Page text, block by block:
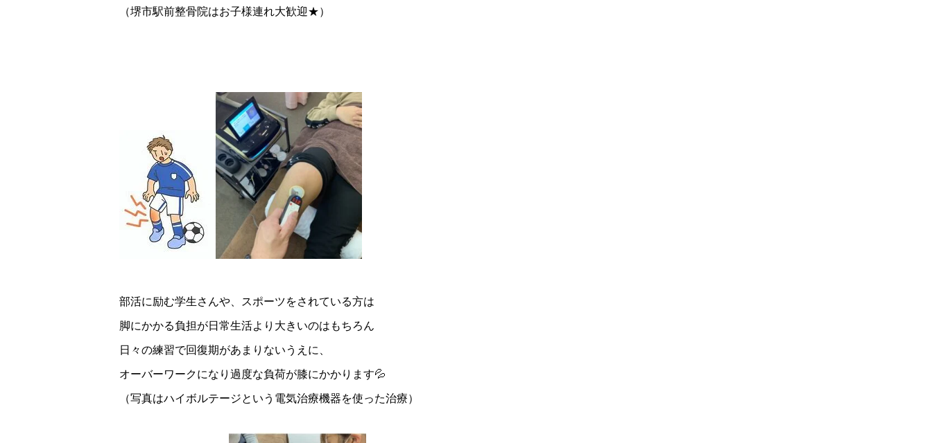
（堺市駅前整骨院はお子様連れ大歓迎★）
部活に励む学生さんや、スポーツをされている方は
脚にかかる負担が日常生活より大きいのはもちろん
日々の練習で回復期があまりないうえに、
オーバーワークになり過度な負荷が膝にかかります💦
（写真はハイボルテージという電気治療機器を使った治療）